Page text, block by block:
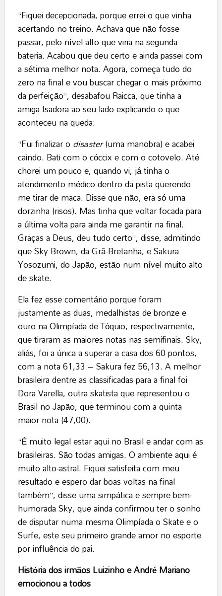
“Fiquei decepcionada, porque errei o que vinha
acertando no treino. Achava que não fosse
passar, pelo nível alto que viria na segunda
bateria. Acabou que deu certo e ainda passei com
a sétima melhor nota. Agora, começa tudo do
zero na final e vou buscar chegar o mais próximo
da perfeição”, desabafou Raicca, que tinha a
amiga Isadora ao seu lado explicando o que
aconteceu na queda:
“Fui finalizar o disaster(uma manobra) e acabei
caindo. Bati com o cóccix e com o cotovelo. Até
chorei um pouco e, quando vi, já tinha o
atendimento médico dentro da pista querendo
me tirar de maca. Disse que não, era só uma
dorzinha (risos). Mas tinha que voltar focada para
a última volta para ainda me garantir na final.
Graças a Deus, deu tudo certo”, disse, admitindo
que Sky Brown, da Grã-Bretanha, e Sakura
Yosozumi, do Japão, estão num nível muito alto
de skate.
Ela fez esse comentário porque foram
justamente as duas, medalhistas de bronze e
ouro na Olimpíada de Tóquio, respectivamente,
que tiraram as maiores notas nas semifinais. Sky,
aliás, foi a única a superar a casa dos 60 pontos,
com a nota 61,33 – Sakura fez 56,13. A melhor
brasileira dentre as classificadas para a final foi
Dora Varella, outra skatista que representou o
Brasil no Japão, que terminou com a quinta
maior nota (47,00).
“É muito legal estar aqui no Brasil e andar com as
brasileiras. São todas amigas. O ambiente aqui é
muito alto-astral. Fiquei satisfeita com meu
resultado e espero dar boas voltas na final
também”, disse uma simpática e sempre bem-
humorada Sky, que ainda confirmou ter o sonho
de disputar numa mesma Olimpíada o Skate e o
Surfe, este seu primeiro grande amor no esporte
por influência do pai.
História dos irmãos Luizinho e André Mariano
emocionou a todos